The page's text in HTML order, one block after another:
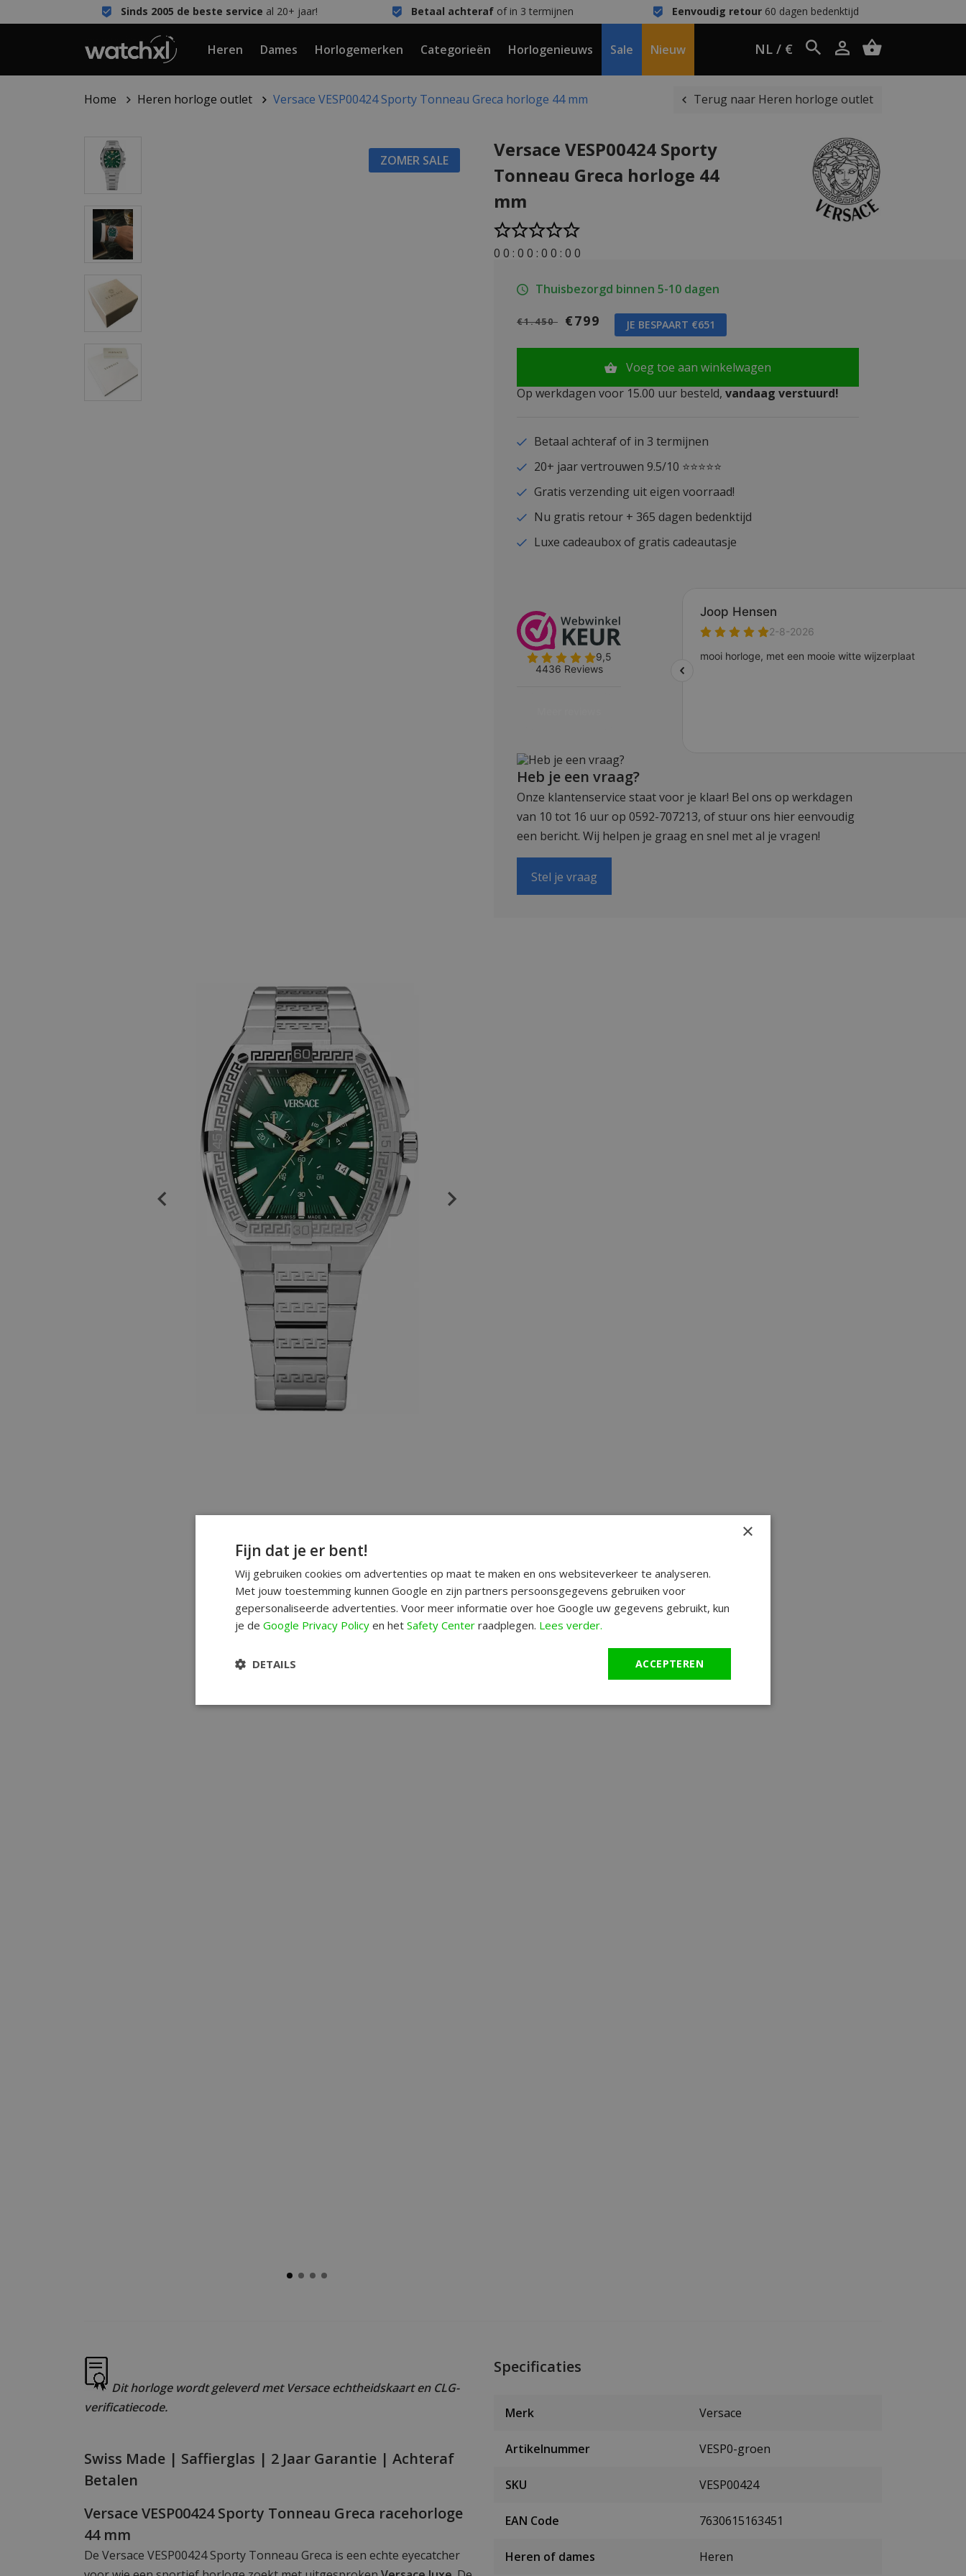
Sinds 2005 de beste service al 20+ jaar! Betaal achterafof in 3 termijnen Eenvoudig retour60 dagen bedenktijd
Heren Dames Horlogemerken Categorieën Horlogenieuws Sale Nieuw NL / €
Home Heren horloge outlet Versace VESP00424 Sporty Tonneau Greca horloge 44 mm Terug naar Heren horloge outlet
ZOMER SALE
Versace VESP00424 Sporty
Tonneau Greca horloge 44
mm
0 0 : 0 0 : 0 0 : 0 0
Thuisbezorgd binnen 5-10 dagen
€1.450 €799 JE BESPAART €651
Voeg toe aan winkelwagen
Op werkdagen voor 15.00 uur besteld, vandaag verstuurd!
Betaal achteraf of in 3 termijnen
20+ jaar vertrouwen 9.5/10 ⭐⭐⭐⭐⭐
Gratis verzending uit eigen voorraad!
Nu gratis retour + 365 dagen bedenktijd
Luxe cadeaubox of gratis cadeautasje
Heb je een vraag?
Onze klantenservice staat voor je klaar! Bel ons op werkdagen
van 10 tot 16 uur op 0592-707213, of stuur ons hier eenvoudig
een bericht. Wij helpen je graag en snel met al je vragen!
Stel je vraag
Dit horloge wordt geleverd met Versace echtheidskaart en CLG-
verificatiecode.
Swiss Made | Saffierglas | 2 Jaar Garantie | Achteraf
Betalen
Versace VESP00424 Sporty Tonneau Greca racehorloge
44 mm
De Versace VESP00424 Sporty Tonneau Greca is een echte eyecatcher
Specificaties
Merk Versace
Artikelnummer VESP0-groen
SKU VESP00424
EAN Code 7630615163451
Heren of dames Heren
×
Fijn dat je er bent!
Wij gebruiken cookies om advertenties op maat te maken en ons websiteverkeer te analyseren.
Met jouw toestemming kunnen Google en zijn partners persoonsgegevens gebruiken voor
gepersonaliseerde advertenties. Voor meer informatie over hoe Google uw gegevens gebruikt, kun
je de Google Privacy Policy en het Safety Center raadplegen. Lees verder.
ACCEPTEREN
DETAILS